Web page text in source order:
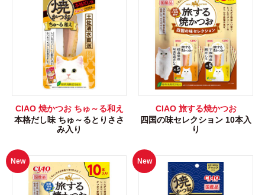
CIAO 焼かつお ちゅ～る和え
本格だし味 ちゅ～るとりささ
み入り
CIAO 旅する焼かつお
四国の味セレクション 10本入
り
New New